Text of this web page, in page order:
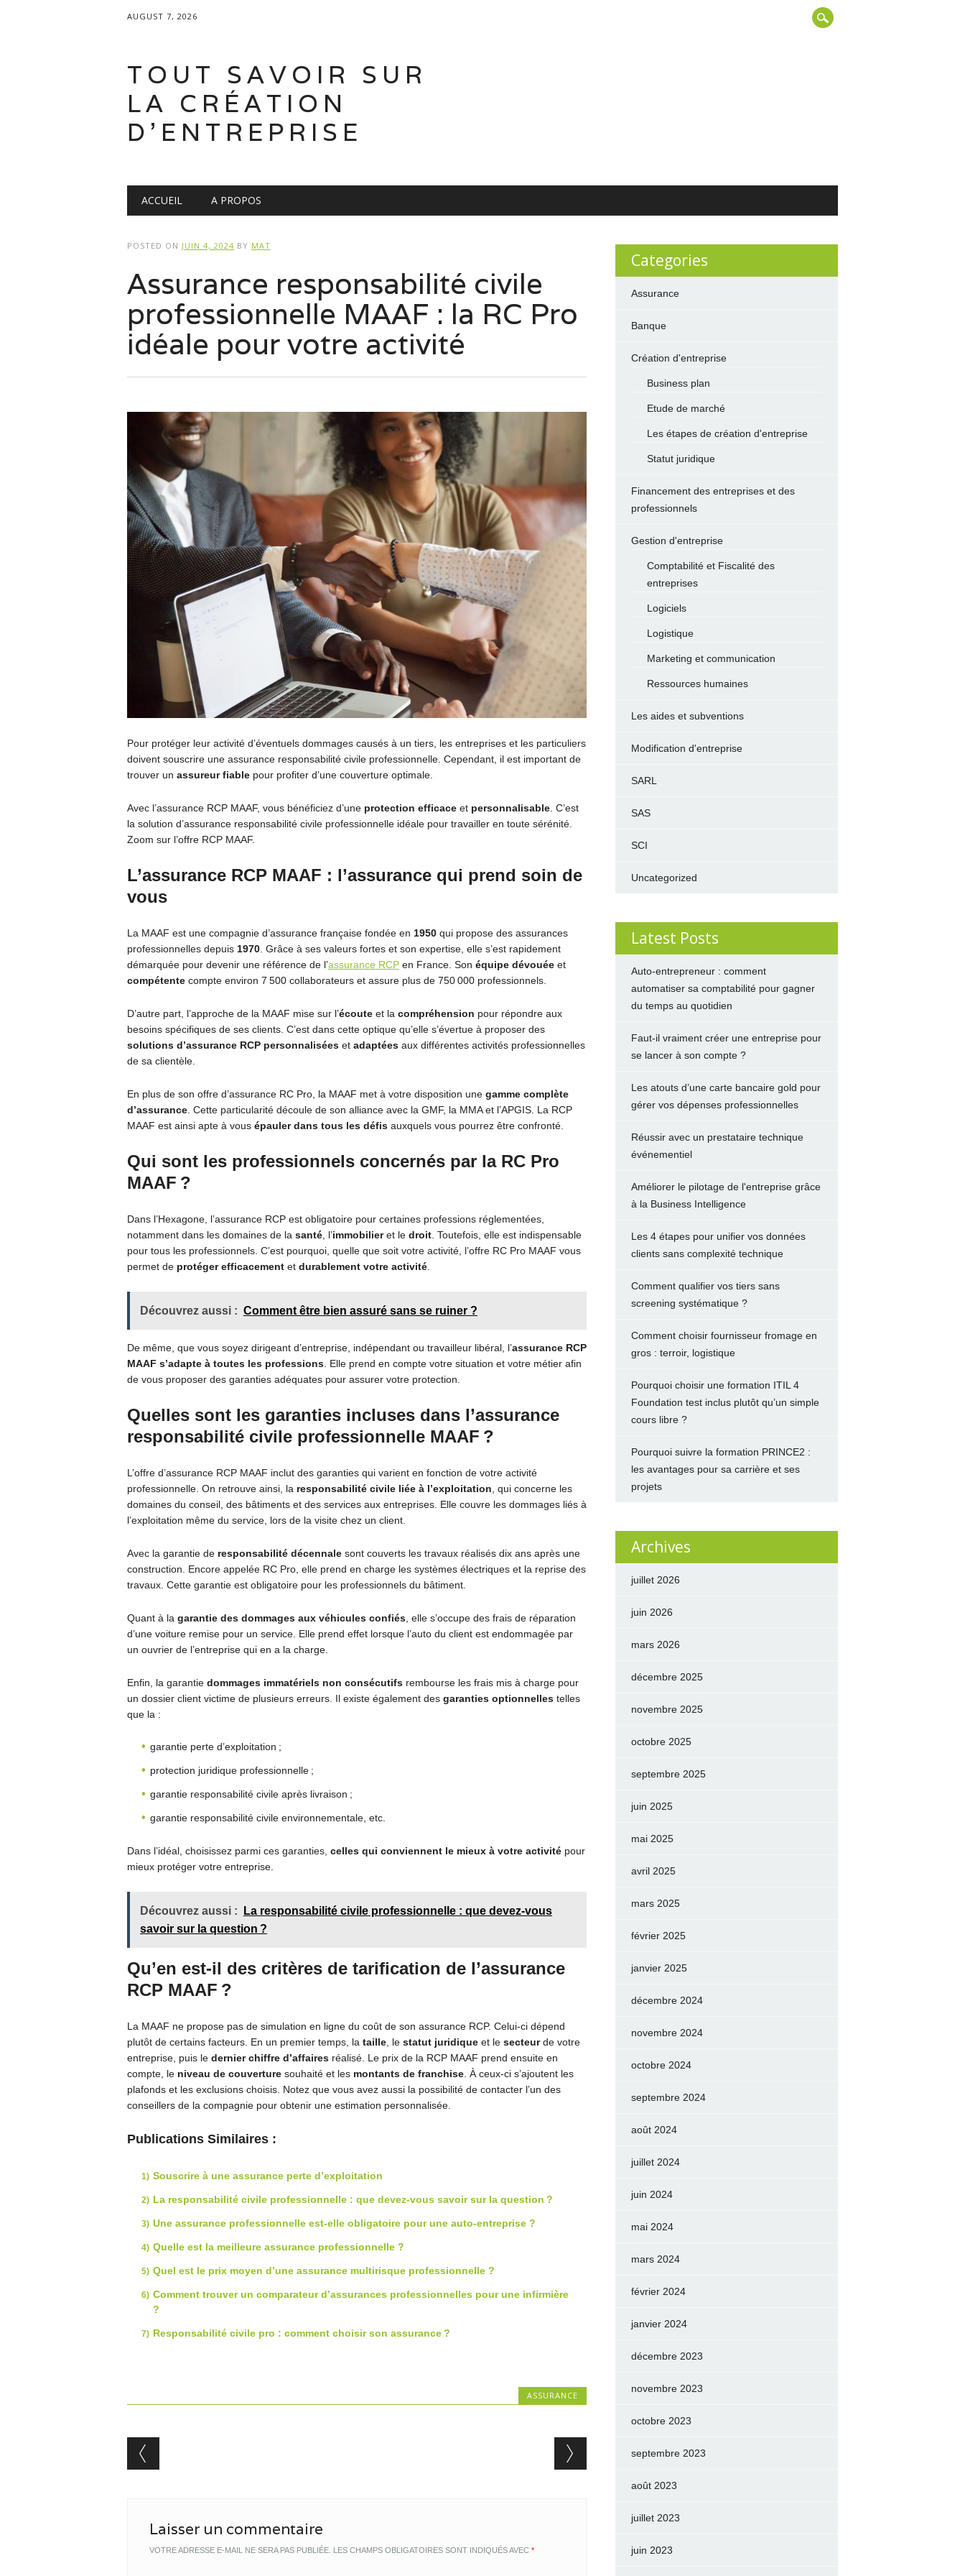
AUGUST 7, 2026
TOUT SAVOIR SUR
LA CRÉATION
D'ENTREPRISE
Main menu
ACCUEIL A PROPOS
POSTED ON JUIN 4, 2024 BY MAT
Assurance responsabilité civile
professionnelle MAAF : la RC Pro
idéale pour votre activité
Pour protéger leur activité d’éventuels dommages causés à un tiers, les entreprises et les particuliers
doivent souscrire une assurance responsabilité civile professionnelle. Cependant, il est important de
trouver un assureur fiablepour profiter d’une couverture optimale.
Avec l’assurance RCP MAAF, vous bénéficiez d’une protection efficaceet personnalisable. C’est
la solution d’assurance responsabilité civile professionnelle idéale pour travailler en toute sérénité.
Zoom sur l’offre RCP MAAF.
L’assurance RCP MAAF : l’assurance qui prend soin de
vous
La MAAF est une compagnie d’assurance française fondée en 1950qui propose des assurances
professionnelles depuis 1970. Grâce à ses valeurs fortes et son expertise, elle s’est rapidement
démarquée pour devenir une référence de l’assurance RCPen France. Son équipe dévouéeet
compétentecompte environ 7 500 collaborateurs et assure plus de 750 000 professionnels.
D’autre part, l’approche de la MAAF mise sur l’écoute et la compréhension pour répondre aux
besoins spécifiques de ses clients. C’est dans cette optique qu’elle s’évertue à proposer des
solutions d’assurance RCP personnaliséeset adaptées aux différentes activités professionnelles
de sa clientèle.
En plus de son offre d’assurance RC Pro, la MAAF met à votre disposition une gamme complète
d’assurance. Cette particularité découle de son alliance avec la GMF, la MMA et l’APGIS. La RCP
MAAF est ainsi apte à vous épauler dans tous les défisauxquels vous pourrez être confronté.
Qui sont les professionnels concernés par la RC Pro
MAAF ?
Dans l’Hexagone, l’assurance RCP est obligatoire pour certaines professions réglementées,
notamment dans les domaines de la santé, l’immobilieret le droit. Toutefois, elle est indispensable
pour tous les professionnels. C’est pourquoi, quelle que soit votre activité, l’offre RC Pro MAAF vous
permet de protéger efficacementet durablement votre activité.
Découvrez aussi : Comment être bien assuré sans se ruiner ?
De même, que vous soyez dirigeant d’entreprise, indépendant ou travailleur libéral, l’assurance RCP
MAAF s’adapte à toutes les professions. Elle prend en compte votre situation et votre métier afin
de vous proposer des garanties adéquates pour assurer votre protection.
Quelles sont les garanties incluses dans l’assurance
responsabilité civile professionnelle MAAF ?
L’offre d’assurance RCP MAAF inclut des garanties qui varient en fonction de votre activité
professionnelle. On retrouve ainsi, la responsabilité civile liée à l’exploitation , qui concerne les
domaines du conseil, des bâtiments et des services aux entreprises. Elle couvre les dommages liés à
l’exploitation même du service, lors de la visite chez un client.
Avec la garantie deresponsabilité décennalesont couverts les travaux réalisés dix ans après une
construction. Encore appelée RC Pro, elle prend en charge les systèmes électriques et la reprise des
travaux. Cette garantie est obligatoire pour les professionnels du bâtiment.
Quant à la garantie des dommages aux véhicules confiés, elle s’occupe des frais de réparation
d’une voiture remise pour un service. Elle prend effet lorsque l’auto du client est endommagée par
un ouvrier de l’entreprise qui en a la charge.
Enfin, la garantie dommages immatériels non consécutifsrembourse les frais mis à charge pour
un dossier client victime de plusieurs erreurs. Il existe également des garanties optionnellestelles
que la :
garantie perte d’exploitation ;
protection juridique professionnelle ;
garantie responsabilité civile après livraison ;
garantie responsabilité civile environnementale, etc.
Dans l’idéal, choisissez parmi ces garanties, celles qui conviennent le mieux à votre activitépour
mieux protéger votre entreprise.
Découvrez aussi :
La responsabilité civile professionnelle : que devez-vous
savoir sur la question ?
Qu’en est-il des critères de tarification de l’assurance
RCP MAAF ?
La MAAF ne propose pas de simulation en ligne du coût de son assurance RCP. Celui-ci dépend
plutôt de certains facteurs. En un premier temps, la taille, le statut juridiqueet le secteurde votre
entreprise, puis le dernier chiffre d’affairesréalisé. Le prix de la RCP MAAF prend ensuite en
compte, le niveau de couverturesouhaité et les montants de franchise. À ceux-ci s’ajoutent les
plafonds et les exclusions choisis. Notez que vous avez aussi la possibilité de contacter l’un des
conseillers de la compagnie pour obtenir une estimation personnalisée.
Publications Similaires :
Souscrire à une assurance perte d’exploitation
La responsabilité civile professionnelle : que devez-vous savoir sur la question ?
Une assurance professionnelle est-elle obligatoire pour une auto-entreprise ?
Quelle est la meilleure assurance professionnelle ?
Quel est le prix moyen d’une assurance multirisque professionnelle ?
Comment trouver un comparateur d’assurances professionnelles pour une infirmière
?
Responsabilité civile pro : comment choisir son assurance ?
ASSURANCE
Post navigation
Laisser un commentaire
VOTRE ADRESSE E-MAIL NE SERA PAS PUBLIÉE. LES CHAMPS OBLIGATOIRES SONT INDIQUÉS AVEC *
Categories
Assurance
Banque
Création d'entreprise
Business plan
Etude de marché
Les étapes de création d'entreprise
Statut juridique
Financement des entreprises et des
professionnels
Gestion d'entreprise
Comptabilité et Fiscalité des
entreprises
Logiciels
Logistique
Marketing et communication
Ressources humaines
Les aides et subventions
Modification d'entreprise
SARL
SAS
SCI
Uncategorized
Latest Posts
Auto-entrepreneur : comment
automatiser sa comptabilité pour gagner
du temps au quotidien
Faut-il vraiment créer une entreprise pour
se lancer à son compte ?
Les atouts d’une carte bancaire gold pour
gérer vos dépenses professionnelles
Réussir avec un prestataire technique
événementiel
Améliorer le pilotage de l'entreprise grâce
à la Business Intelligence
Les 4 étapes pour unifier vos données
clients sans complexité technique
Comment qualifier vos tiers sans
screening systématique ?
Comment choisir fournisseur fromage en
gros : terroir, logistique
Pourquoi choisir une formation ITIL 4
Foundation test inclus plutôt qu’un simple
cours libre ?
Pourquoi suivre la formation PRINCE2 :
les avantages pour sa carrière et ses
projets
Archives
juillet 2026
juin 2026
mars 2026
décembre 2025
novembre 2025
octobre 2025
septembre 2025
juin 2025
mai 2025
avril 2025
mars 2025
février 2025
janvier 2025
décembre 2024
novembre 2024
octobre 2024
septembre 2024
août 2024
juillet 2024
juin 2024
mai 2024
mars 2024
février 2024
janvier 2024
décembre 2023
novembre 2023
octobre 2023
septembre 2023
août 2023
juillet 2023
juin 2023